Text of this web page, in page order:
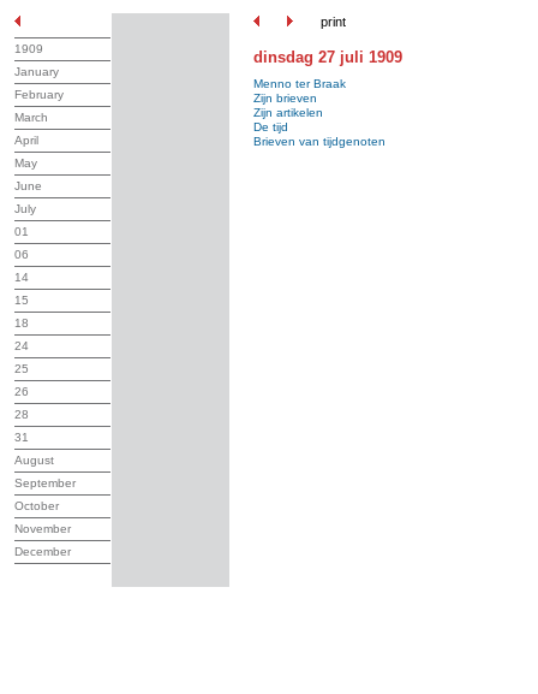
print
1909
January
February
March
April
May
June
July
01
06
14
15
18
24
25
26
28
31
August
September
October
November
December
dinsdag 27 juli 1909
Menno ter Braak
Zijn brieven
Zijn artikelen
De tijd
Brieven van tijdgenoten